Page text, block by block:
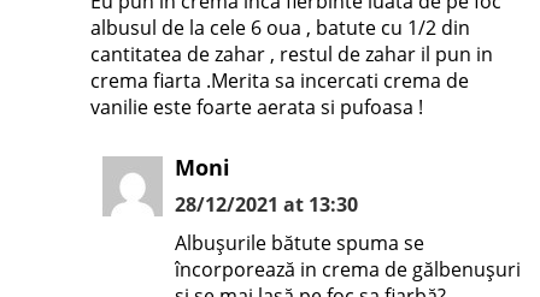
albusul de la cele 6 oua , batute cu 1/2 din
cantitatea de zahar , restul de zahar il pun in
crema fiarta .Merita sa incercati crema de
vanilie este foarte aerata si pufoasa !
Moni
28/12/2021 at 13:30
Albușurile bătute spuma se
încorporează in crema de gălbenușuri